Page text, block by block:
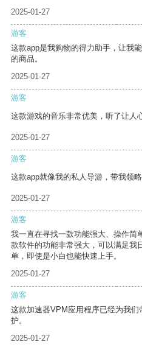
2025-01-27
游客
这款app是我购物的得力助手，让我
的商品。
2025-01-27
游客
这款游戏的音乐非常优美，听了让人
2025-01-27
游客
这款app就像我的私人导游，带我领略
2025-01-27
游客
我一直在寻找一款功能强大、操作简
款软件的功能非常强大，可以满足我
单，即使是小白也能快速上手。
2025-01-27
游客
这款加速器VPM应用程序已经为我
护。
2025-01-27